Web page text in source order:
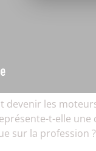
devenir les
t-elle
sur la profession ?